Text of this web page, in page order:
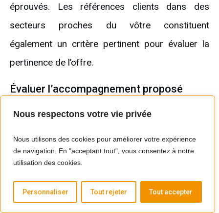
Nous respectons votre vie privée
Nous utilisons des cookies pour améliorer votre expérience
de navigation. En "acceptant tout", vous consentez à notre
utilisation des cookies.
Personnaliser Tout rejeter Tout accepter
éprouvés. Les références clients dans des
secteurs proches du vôtre constituent
également un critère pertinent pour évaluer la
pertinence de l’offre.
Évaluer l’accompagnement proposé
Au-delà de la fourniture de licences, l’intérêt d’un
intégrateur et revendeur Sage
réside dans sa
capacité à vous accompagner de bout en bout :
des mises à jour, adaptation aux évolutions